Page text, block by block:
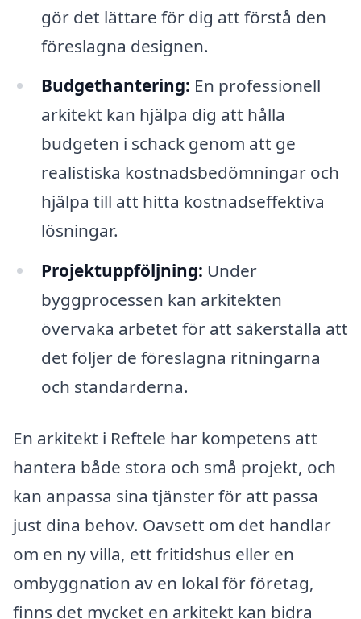
gör det lättare för dig att förstå den
föreslagna designen.
Budgethantering: En professionell
arkitekt kan hjälpa dig att hålla
budgeten i schack genom att ge
realistiska kostnadsbedömningar och
hjälpa till att hitta kostnadseffektiva
lösningar.
Projektuppföljning: Under
byggprocessen kan arkitekten
övervaka arbetet för att säkerställa att
det följer de föreslagna ritningarna
och standarderna.
En arkitekt i Reftele har kompetens att
hantera både stora och små projekt, och
kan anpassa sina tjänster för att passa
just dina behov. Oavsett om det handlar
om en ny villa, ett fritidshus eller en
ombyggnation av en lokal för företag,
finns det mycket en arkitekt kan bidra